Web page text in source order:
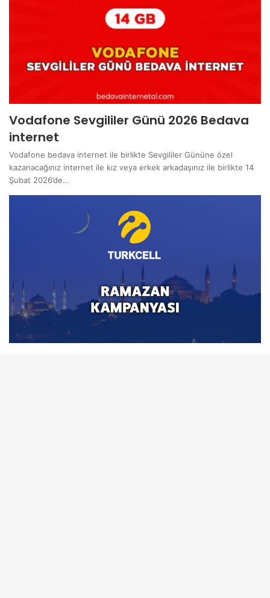
Vodafone Sevgililer Günü 2026 Bedava
internet
Vodafone bedava internet ile birlikte Sevgililer Gününe özel
kazanacağınız internet ile kız veya erkek arkadaşınız ile birlikte 14
Şubat 2026’de…